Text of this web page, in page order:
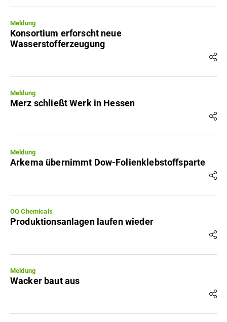
Meldung
Konsortium erforscht neue
Wasserstofferzeugung
Meldung
Merz schließt Werk in Hessen
Meldung
Arkema übernimmt Dow-Folienklebstoffsparte
OQ Chemicals
Produktionsanlagen laufen wieder
Meldung
Wacker baut aus